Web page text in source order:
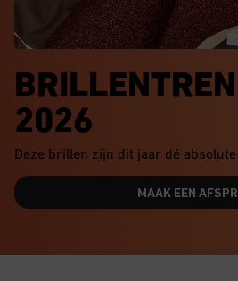
2026
Deze brillen zijn dit jaar dé
MAAK EEN